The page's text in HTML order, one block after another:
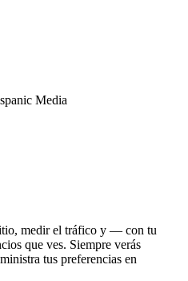
Media
medir el tráfico y — con tu
que ves. Siempre verás
tus preferencias en